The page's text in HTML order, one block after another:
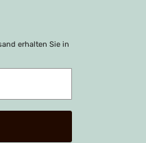
erhalten Sie in